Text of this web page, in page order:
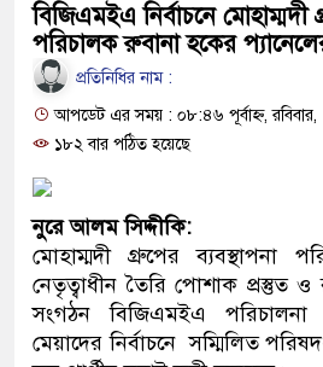
২৮
থানা
বিজিএমইএ নির্বাচনে মোহাম্মদী
পরিচালক রুবানা হকের
প্রতিনিধির নাম :
আপডেট এর সময় : ০৮:৪৬ পূর্বাহ্ন, রবিবার,
১৮২ বার পঠিত হয়েছে
নুরে আলম সিদ্দীকি:
মোহাম্মদী গ্রুপের ব্যবস্থাপনা
নেতৃত্বাধীন তৈরি পোশাক প্রস্তুত ও
সংগঠন বিজিএমইএ পরিচালনা
মেয়াদের নির্বাচনে সম্মিলিত